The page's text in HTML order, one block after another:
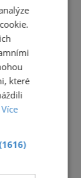
které
Více